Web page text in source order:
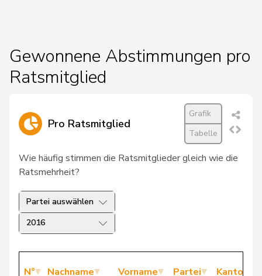
Gewonnene Abstimmungen pro
Ratsmitglied
Pro Ratsmitglied
Grafik
Tabelle
Wie häufig stimmen die Ratsmitglieder gleich wie die
Ratsmehrheit?
Partei auswählen
2016
N° Nachname Vorname Partei Kanton